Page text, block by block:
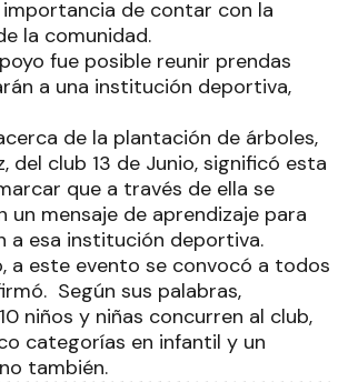
de contar con la
la comunidad.
fue posible reunir prendas
a una institución deportiva,
de la plantación de árboles,
del club 13 de Junio, significó esta
que a través de ella se
un mensaje de aprendizaje para
a esa institución deportiva.
a este evento se convocó a todos
Según sus palabras,
niños y niñas concurren al club,
categorías en infantil y un
también.